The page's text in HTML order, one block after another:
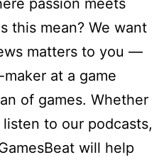
passion meets
this mean? We want
matters to you —
at a game
of games. Whether
to our podcasts,
will help